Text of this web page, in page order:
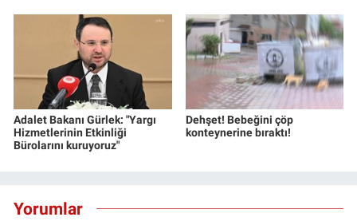
Adalet Bakanı Gürlek: "Yargı
Hizmetlerinin Etkinliği
Bürolarını kuruyoruz"
Dehşet! Bebeğini çöp
konteynerine bıraktı!
Yorumlar